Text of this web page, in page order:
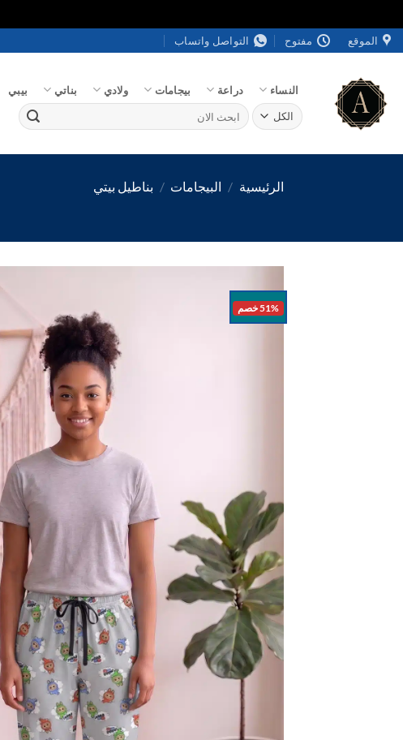
تخطي
للمحتوى
الموقع مفتوح التواصل واتساب
النساء دراعة بيجامات ولادي بناتي بيبي
البحث
عن:
الرئيسية / البيجامات / بناطيل بيتي
51% خصم